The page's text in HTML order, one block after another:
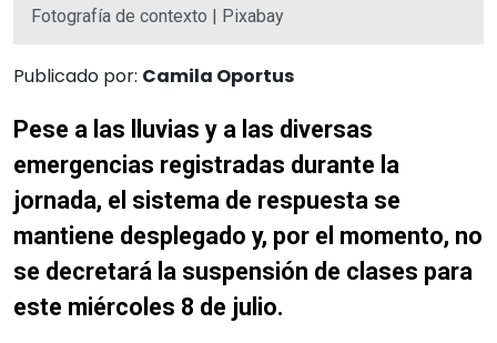
Fotografía de contexto | Pixabay
Publicado por: Camila Oportus
Pese a las lluvias y a las diversas
emergencias registradas durante la
jornada, el sistema de respuesta se
mantiene desplegado y, por el momento, no
se decretará la suspensión de clases para
este miércoles 8 de julio.